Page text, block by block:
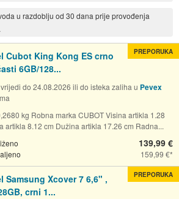
u razdoblju od 30 dana prije provođenja
Cubot King Kong ES crno
6GB/128...
do 24.08.2026 ili do isteka zaliha u Pevex
kg Robna marka CUBOT Visina artikla 1.28
artikla 8.12 cm Dužina artikla 17.26 cm Radna...
139,99 €
159,99 €
PREPORUKA
Samsung Xcover 7 6,6" ,
crni 1...
PREPORUKA